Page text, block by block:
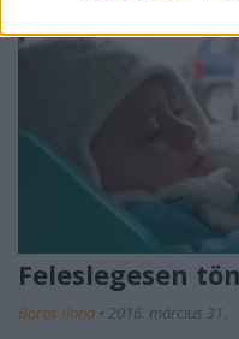
Feleslegesen
Boros Ilona • 2016. március 31.